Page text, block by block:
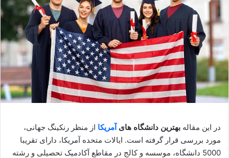
در این مقاله بهترین دانشگاه هایآمریکا از منظر رنکینگ جهانی،
مورد بررسی قرار گرفته است. ایالات متحده آمریکا، دارای تقریبا
5000 دانشگاه، موسسه و کالج در مقاطع آکادمیک تحصیلی و رشته